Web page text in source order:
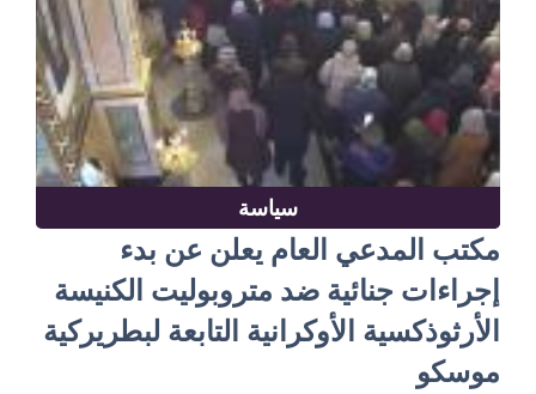
سياسة
مكتب المدعي العام يعلن عن بدء
إجراءات جنائية ضد متروبوليت الكنيسة
الأرثوذكسية الأوكرانية التابعة لبطريركية
موسكو